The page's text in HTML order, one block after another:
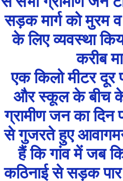
सड़क मार्ग को मुरम
के लिए व्यवस्था
करीब
एक किलो मीटर दूर
और स्कूल के बीच के
ग्रामीण जन का
से गुजरते हुए
हैं कि गांव में जब
कठिनाई से सड़क